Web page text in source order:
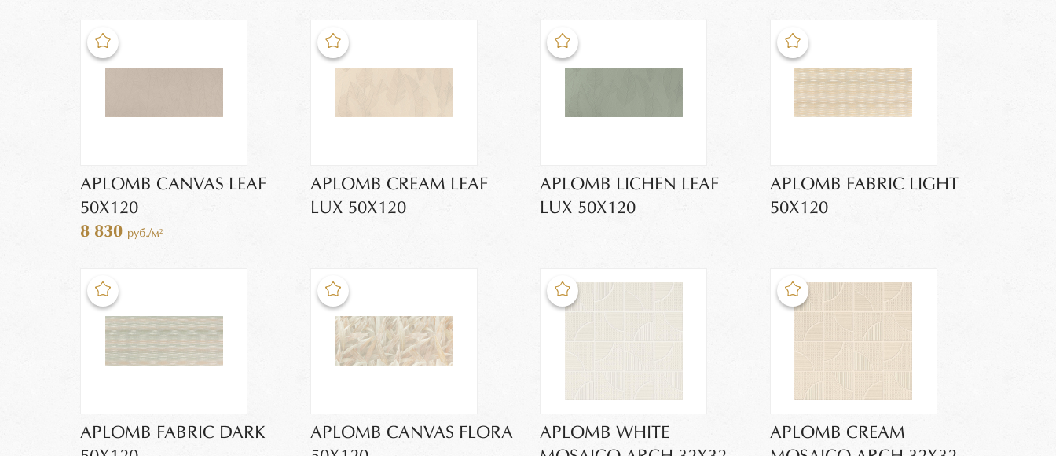
APLOMB CANVAS LEAF
50X120
8 830 руб./м²
APLOMB CREAM LEAF
LUX 50X120
APLOMB LICHEN LEAF
LUX 50X120
APLOMB FABRIC LIGHT
50X120
APLOMB FABRIC DARK
APLOMB CANVAS FLORA
APLOMB WHITE
APLOMB CREAM